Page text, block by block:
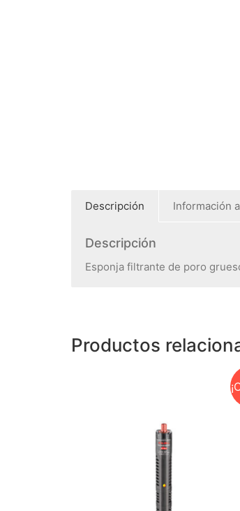
Descripción Información
Descripción
Esponja filtrante de poro
Productos